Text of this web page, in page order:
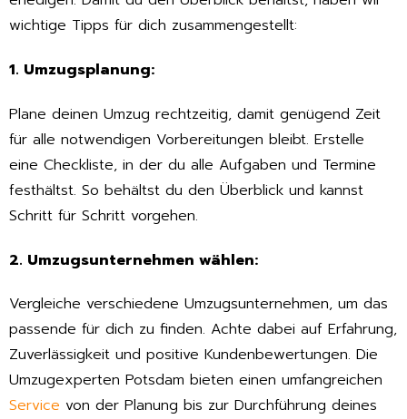
wichtige Tipps für dich zusammengestellt:
1. Umzugsplanung:
Plane deinen Umzug rechtzeitig, damit genügend Zeit
für alle notwendigen Vorbereitungen bleibt. Erstelle
eine Checkliste, in der du alle Aufgaben und Termine
festhältst. So behältst du den Überblick und kannst
Schritt für Schritt vorgehen.
2. Umzugsunternehmen wählen:
Vergleiche verschiedene Umzugsunternehmen, um das
passende für dich zu finden. Achte dabei auf Erfahrung,
Zuverlässigkeit und positive Kundenbewertungen. Die
Umzugexperten Potsdam bieten einen umfangreichen
Service von der Planung bis zur Durchführung deines